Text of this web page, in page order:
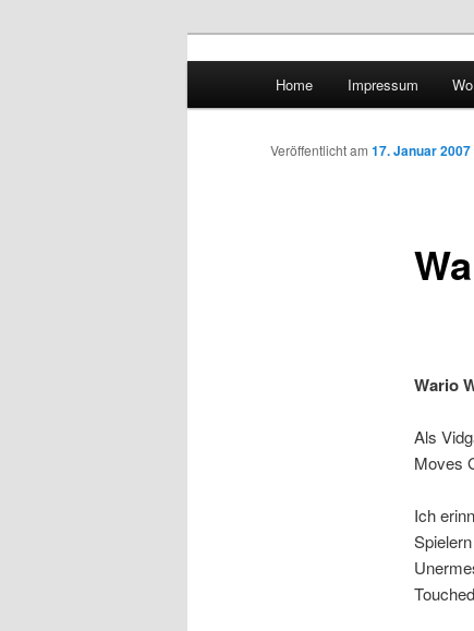
vidgames.de
Zum Inhalt wechseln
Zum sekundären Inhalt
Home Impressum
Veröffentlicht am 17. Januar 2007
Wario
Als
Moves
Ich